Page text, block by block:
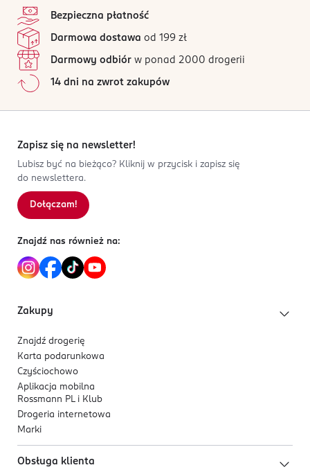
eksplodować, wyciec lub spowodować uszkodzenia
PRODUCENT/PODMIOT ODPOWIEDZIALNY
Energizer France
2 rue Jacques Daguerre, 2
92500
224300250
7 638900 083071
Wszystkie opinie są zweryfikowane zakupem.
4
0%
2
1
0%
Sortowanie wg
Bezpieczna płatność
Darmowa dostawa od 199 zł
Darmowy odbiór w ponad 2000 drogerii
14 dni na zwrot zakupów
Zapisz się na newsletter!
Lubisz być na bieżąco? Kliknij w przycisk i zapisz się
do newslettera.
Dołączam!
Znajdź nas również na:
Zakupy
Znajdź drogerię
Karta podarunkowa
Czyściochowo
Aplikacja mobilna
Rossmann PL i Klub
Drogeria internetowa
Marki
Obsługa klienta